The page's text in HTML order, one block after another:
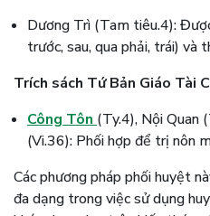
Dương Trì (Tam tiêu.4):
trước, sau, qua phải, trái) và
Trích sách Tứ Bản Giáo Tài
Công Tôn (Ty.4), Nội Quan
(Vi.36): Phối hợp để trị nôn
Các phương pháp phối huyệt
đa dạng trong việc sử dụng